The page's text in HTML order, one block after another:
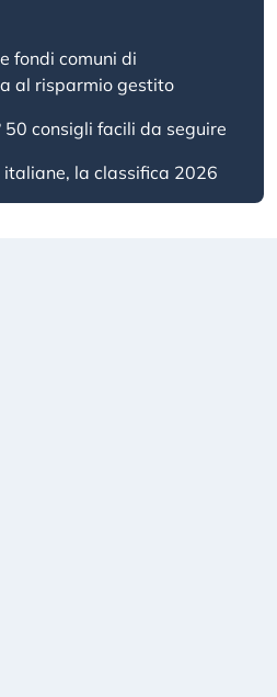
fondi comuni di
al risparmio gestito
50 consigli facili da seguire
italiane, la classifica 2026